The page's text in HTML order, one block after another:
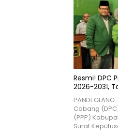
Resmi! DPC
2026-2031,
Cabang
(PPP)
Surat